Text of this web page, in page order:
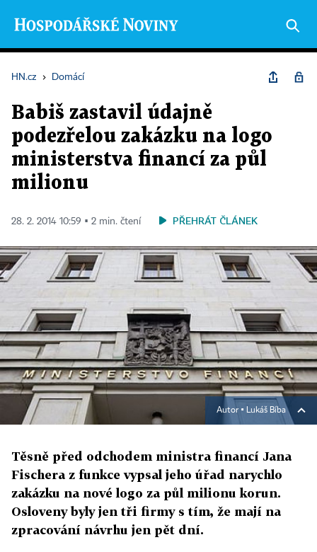
HN.cz › Domácí
Babiš zastavil údajně
podezřelou zakázku na logo
ministerstva financí za půl
milionu
28. 2. 2014 10:59 ▪ 2 min. čtení PŘEHRÁT ČLÁNEK
Autor ▪ Lukáš Bíba
Těsně před odchodem ministra financí Jana
Fischera z funkce vypsal jeho úřad narychlo
zakázku na nové logo za půl milionu korun.
Osloveny byly jen tři firmy s tím, že mají na
zpracování návrhu jen pět dní.